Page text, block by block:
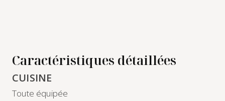
Caractéristiques détaillées
CUISINE
Toute équipée